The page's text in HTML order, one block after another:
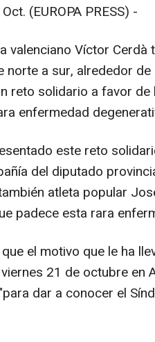
(EUROPA PRESS) -
valenciano Víctor
norte a sur, alrededor
reto solidario a favor
enfermedad
este reto
del diputado
atleta popular
padece esta rara
el motivo que le ha
21 de octubre en
dar a conocer el